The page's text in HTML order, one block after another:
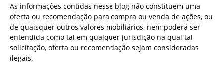
As informações contidas nesse blog não constituem uma
oferta ou recomendação para compra ou venda de ações, ou
de quaisquer outros valores mobiliários, nem poderá ser
entendida como tal em qualquer jurisdição na qual tal
solicitação, oferta ou recomendação sejam consideradas
ilegais.